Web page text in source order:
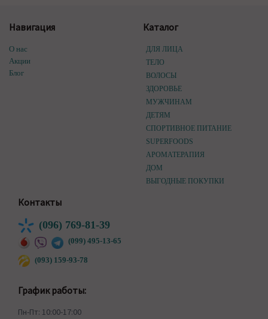
Навигация
О нас
Акции
Блог
Каталог
ДЛЯ ЛИЦА
ТЕЛО
ВОЛОСЫ
ЗДОРОВЬЕ
МУЖЧИНАМ
ДЕТЯМ
СПОРТИВНОЕ ПИТАНИЕ
SUPERFOODS
АРОМАТЕРАПИЯ
ДОМ
ВЫГОДНЫЕ ПОКУПКИ
Контакты
(096) 769-81-39
(099) 495-13-65
(093) 159-93-78
График работы:
Пн-Пт: 10:00-17:00